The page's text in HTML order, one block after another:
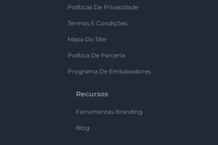
Políticas De Privacidade
Termos E Condições
Mapa Do Site
Política De Parceria
Programa De Embaixadores
Recursos
Ferramentas Branding
Blog